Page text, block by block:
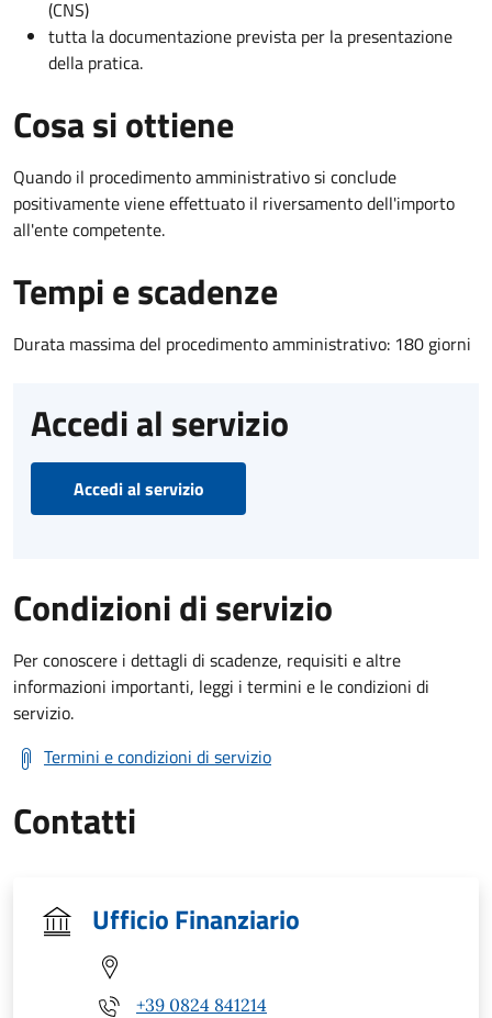
(CNS)
tutta la documentazione prevista per la presentazione
della pratica.
Cosa si ottiene
Quando il procedimento amministrativo si conclude
positivamente viene effettuato il riversamento dell'importo
all'ente competente.
Tempi e scadenze
Durata massima del procedimento amministrativo: 180 giorni
Accedi al servizio
Accedi al servizio
Condizioni di servizio
Per conoscere i dettagli di scadenze, requisiti e altre
informazioni importanti, leggi i termini e le condizioni di
servizio.
Termini e condizioni di servizio
Contatti
Ufficio Finanziario
+39 0824 841214